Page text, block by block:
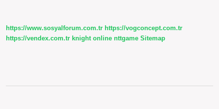
https://www.sosyalforum.com.tr https://vogconcept.com.tr
https://vendex.com.tr knight online nttgame Sitemap